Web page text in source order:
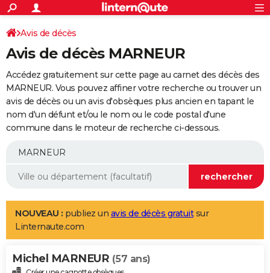
ACTUALITÉS
Politique
Société
Faits Divers
Education
Monde
Villes
+
SPORT
Coupe du monde 2026
Football
Tennis
Cyclisme
Rugby
Forum
Programme TV
TNT
Streaming
Cinéma
Sorties cinéma
Musique
+
FINANCE
Retraite
Epargne
Immobilier
Risques naturels par ville
Banque
Assurance
AUTO
Essais
Réserver un essai
Citadines
Berlines
SUV
Forum auto
+
Mobiles
Meilleur smartphone
Internet
Ordinateurs
Jeux vidéo
Guide high-tech
Aménagement intérieur
LIFESTYLE
Art de vivre
Bien-être
Loisirs
Mode
Modes de vie
Alimentation
Guide de la santé
Maladies
Médicaments
Sommeil
VOYAGE
Avis de décès
Avis de décès MARNEUR
Accédez gratuitement sur cette page au carnet des décès des
MARNEUR. Vous pouvez affiner votre recherche ou trouver un
avis de décès ou un avis d'obsèques plus ancien en tapant le
nom d'un défunt et/ou le nom ou le code postal d'une
commune dans le moteur de recherche ci-dessous.
NOUVEAU : publiez un avis de décès gratuitsur
Linternaute.com
Michel MARNEUR (57 ans)